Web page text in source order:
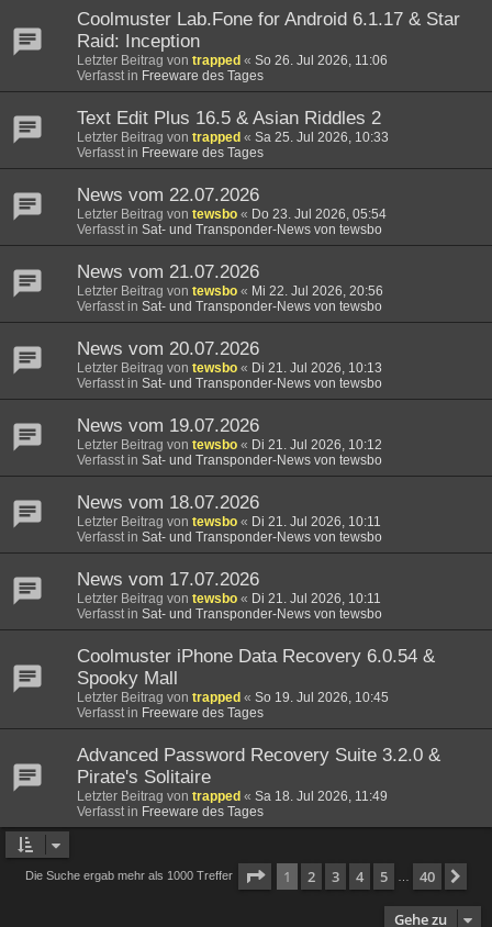
Coolmuster Lab.Fone for Android 6.1.17 & Star
Raid: Inception
Letzter Beitrag von trapped « So 26. Jul 2026, 11:06
Verfasst in Freeware des Tages
Text Edit Plus 16.5 & Asian Riddles 2
Letzter Beitrag von trapped « Sa 25. Jul 2026, 10:33
Verfasst in Freeware des Tages
News vom 22.07.2026
Letzter Beitrag von tewsbo « Do 23. Jul 2026, 05:54
Verfasst in Sat- und Transponder-News von tewsbo
News vom 21.07.2026
Letzter Beitrag von tewsbo « Mi 22. Jul 2026, 20:56
Verfasst in Sat- und Transponder-News von tewsbo
News vom 20.07.2026
Letzter Beitrag von tewsbo « Di 21. Jul 2026, 10:13
Verfasst in Sat- und Transponder-News von tewsbo
News vom 19.07.2026
Letzter Beitrag von tewsbo « Di 21. Jul 2026, 10:12
Verfasst in Sat- und Transponder-News von tewsbo
News vom 18.07.2026
Letzter Beitrag von tewsbo « Di 21. Jul 2026, 10:11
Verfasst in Sat- und Transponder-News von tewsbo
News vom 17.07.2026
Letzter Beitrag von tewsbo « Di 21. Jul 2026, 10:11
Verfasst in Sat- und Transponder-News von tewsbo
Coolmuster iPhone Data Recovery 6.0.54 &
Spooky Mall
Letzter Beitrag von trapped « So 19. Jul 2026, 10:45
Verfasst in Freeware des Tages
Advanced Password Recovery Suite 3.2.0 &
Pirate's Solitaire
Letzter Beitrag von trapped « Sa 18. Jul 2026, 11:49
Verfasst in Freeware des Tages
Die Suche ergab mehr als 1000 Treffer Seite 1von 40
1 2 3 4 5 40
Gehe zu